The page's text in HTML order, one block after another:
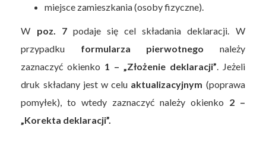
miejsce zamieszkania (osoby fizyczne).
W poz. 7podaje się cel składania deklaracji. W
przypadku formularza pierwotnego należy
zaznaczyć okienko 1 – „Złożenie deklaracji” . Jeżeli
druk składany jest w celu aktualizacyjnym (poprawa
pomyłek), to wtedy zaznaczyć należy okienko 2 –
„Korekta deklaracji”.